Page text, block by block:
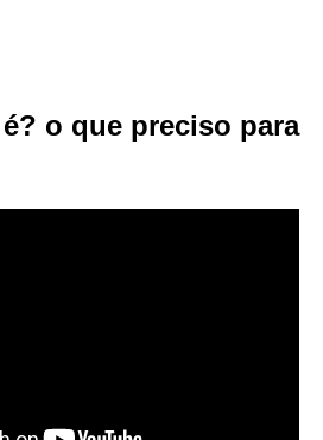
o que preciso para